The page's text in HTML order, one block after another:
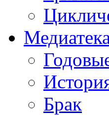
Брак